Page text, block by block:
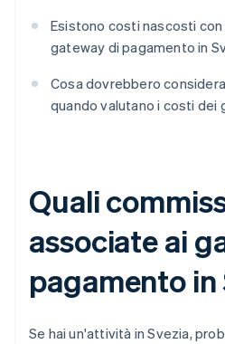
Esistono costi nascosti
gateway di pagamento in
Cosa dovrebbero
quando valutano i costi dei
Quali
associate ai
pagamento in
Se hai un'attività in Svezia,